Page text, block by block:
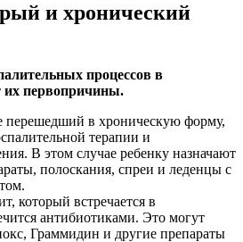
и хронический
процессов в
их первопричины.
перешедший в хроническую форму,
терапии и
В этом случае ребенку назначают
полоскания, спреи и леденцы с
который встречается в
антибиотиками. Это могут
Граммидин и другие препараты